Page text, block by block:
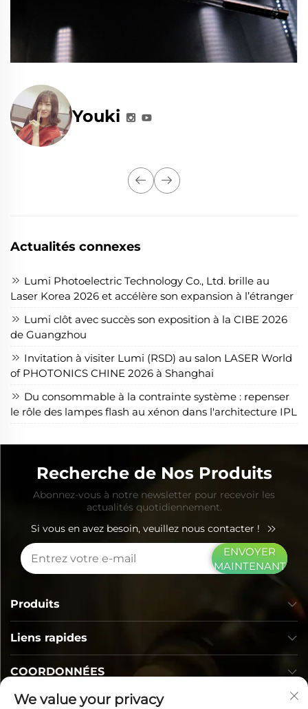
Youki
Actualités connexes
Lumi Photoelectric Technology Co., Ltd. brille au
Laser Korea 2026 et accélère son expansion à l’étranger
Lumi clôt avec succès son exposition à la CIBE 2026
de Guangzhou
Invitation à visiter Lumi (RSD) au salon LASER World
of PHOTONICS CHINE 2026 à Shanghai
Du consommable à la contrainte système : repenser
le rôle des lampes flash au xénon dans l'architecture IPL
Recherche de Nos Produits
Abonnez-vous à notre newsletter pour recevoir les
actualités quotidiennement.
Si vous en avez besoin, veuillez nous contacter !
ENVOYER
MAINTENANT
Liens rapides
Produits
COORDONNÉES
We value your privacy